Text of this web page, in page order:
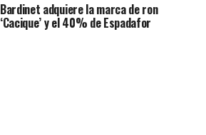
Bardinet adquiere la marca de ron
‘Cacique’ y el 40% de Espadafor